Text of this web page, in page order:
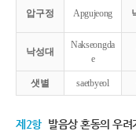
압구정 Apgujeong
낙성대
Nakseongda
e
샛별 saetbyeol
제2항 발음상 혼동의 우